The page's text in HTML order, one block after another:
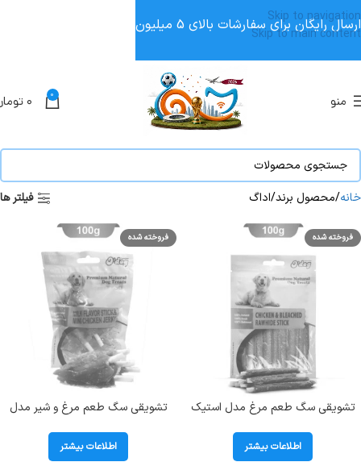
Skip to navigation
Skip to main content
منو 0 ۰
خانه محصول برند اداگ فیلتر ها
فروخته شده
تشویقی سگ طعم مرغ مدل استیک
104040
اطلاعات بیشتر
فروخته شده
تشویقی سگ طعم مرغ و شیر مدل
کد 104044
اطلاعات بیشتر
ارسال رایگان برای سفارشات بالای 5 میلیون